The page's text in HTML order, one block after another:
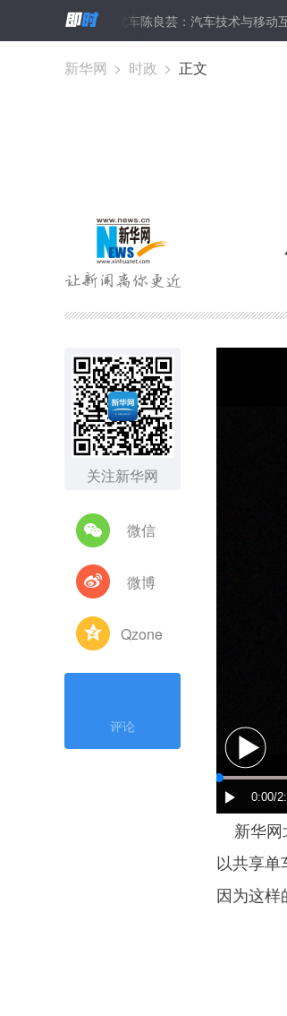
神州优车陈良芸：汽车技术与移动互联带
新华网 > 时政 > 正文
关注新华网
微信
微博
Qzone
评论
新华网
以共享单
因为这样